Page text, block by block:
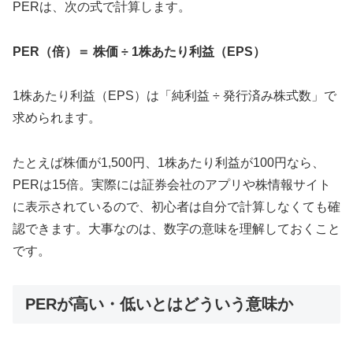
PERは、次の式で計算します。
PER（倍）＝ 株価 ÷ 1株あたり利益（EPS）
1株あたり利益（EPS）は「純利益 ÷ 発行済み株式数」で
求められます。
たとえば株価が1,500円、1株あたり利益が100円なら、
PERは15倍。実際には証券会社のアプリや株情報サイト
に表示されているので、初心者は自分で計算しなくても確
認できます。大事なのは、数字の意味を理解しておくこと
です。
PERが高い・低いとはどういう意味か